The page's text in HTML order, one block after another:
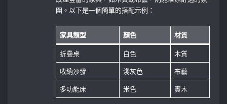
圍。以下是一個簡單的搭配示例：
家具類型 顏色 材質
折疊桌 白色
木質
收納沙發
淺灰色
布藝
多功能床
米色 實木